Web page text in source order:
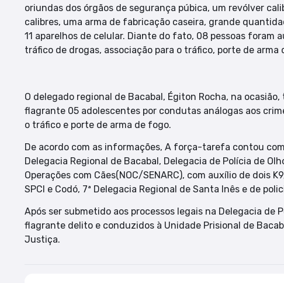
oriundas dos órgãos de segurança púbica, um revólver
calibres, uma arma de fabricação caseira, grande
11 aparelhos de celular. Diante do fato, 08 pessoas foram
tráfico de drogas, associação para o tráfico, porte de arma
O delegado regional de Bacabal, Égiton Rocha, na
flagrante 05 adolescentes por condutas análogas aos
o tráfico e porte de arma de fogo.
De acordo com as informações, A força-tarefa contou
Delegacia Regional de Bacabal, Delegacia de Polícia de
Operações com Cães(NOC/SENARC), com auxílio de dois
SPCI e Codó, 7ª Delegacia Regional de Santa Inês e de
Após ser submetido aos processos legais na Delegacia de
flagrante delito e conduzidos à Unidade Prisional de
Justiça.